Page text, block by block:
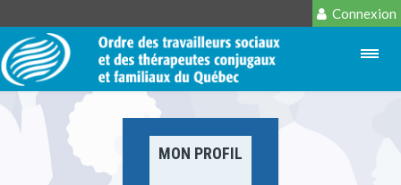
Connexion
MON PROFIL